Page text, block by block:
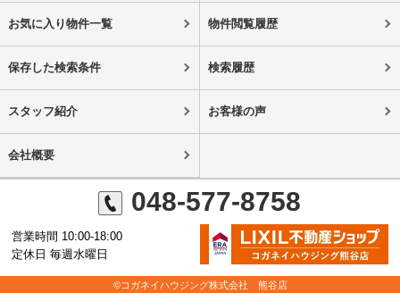
お気に入り物件一覧 物件閲覧履歴
保存した検索条件 検索履歴
スタッフ紹介 お客様の声
会社概要
048-577-8758
営業時間 10:00-18:00
定休日 毎週水曜日
©コガネイハウジング株式会社 熊谷店